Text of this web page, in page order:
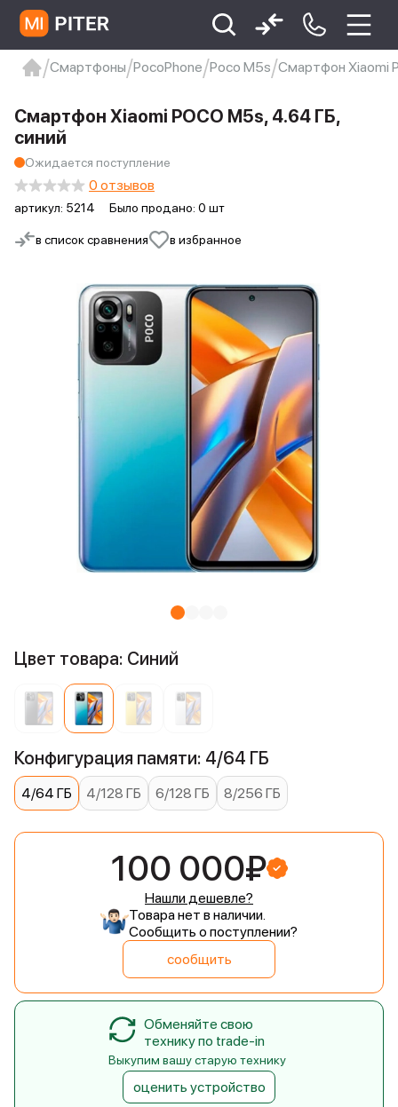
Xiaomi 9 про
xiaomi redmi 12c
Смартфоны PocoPhone Poco M5s Смартфон Xiaomi
в список сравнения в избранное
Смартфон Xiaomi POCO M5s, 4.64 ГБ,
синий
Ожидается поступление
артикул: 5214 Было продано: 0 шт
0 отзывов
Цвет товара: Синий
Конфигурация памяти: 4/64 ГБ
4/64 ГБ 4/128 ГБ 6/128 ГБ 8/256 ГБ
100 000₽
Нашли дешевле?
Товара нет в наличии.
Сообщить о поступлении?
сообщить
Обменяйте свою
технику по trade-in
Выкупим вашу старую технику
оценить устройство